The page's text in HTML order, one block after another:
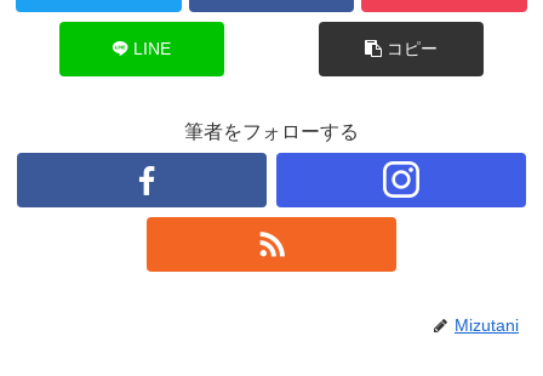
LINE コピー
筆者をフォローする
Mizutani